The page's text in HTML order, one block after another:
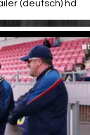
(deutsch) hd